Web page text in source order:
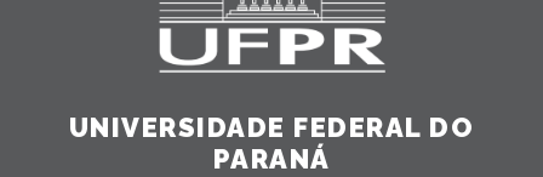
UNIVERSIDADE FEDERAL DO
PARANÁ